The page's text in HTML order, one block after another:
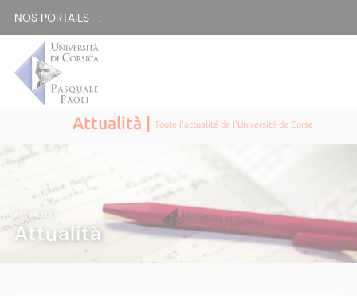
NOS PORTAILS :
Attualità |Toute l'actualité de l'Université de Corse
ATTUALITÀ |
Attualità